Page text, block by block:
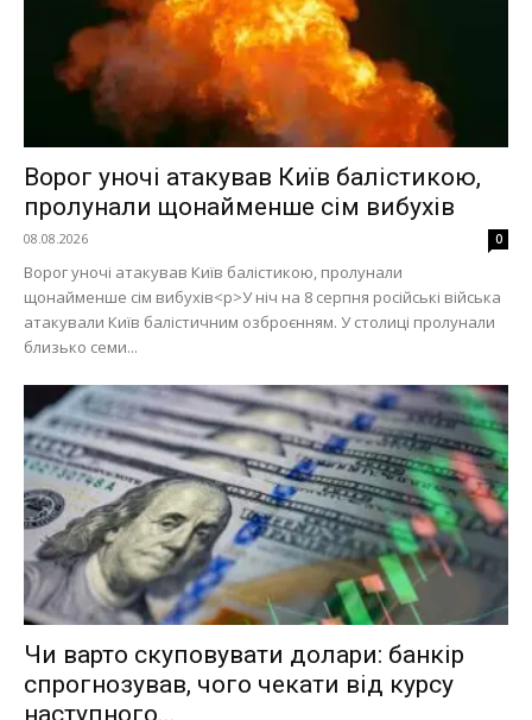
Ворог уночі атакував Київ балістикою,
пролунали щонайменше сім вибухів
08.08.2026 0
Ворог уночі атакував Київ балістикою, пролунали
щонайменше сім вибухів<p>У ніч на 8 серпня російські війська
атакували Київ балістичним озброєнням. У столиці пролунали
близько семи...
Чи варто скуповувати долари: банкір
спрогнозував, чого чекати від курсу
наступного...